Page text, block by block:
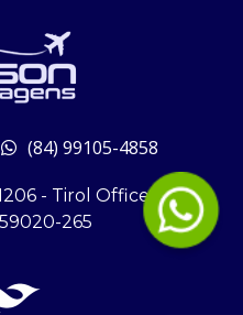
(84) 99105-4858
- Tirol Office - Tirol,
265